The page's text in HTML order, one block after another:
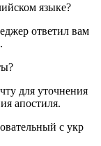
языке?
ответил вам
для уточнения
апостиля.
с укр